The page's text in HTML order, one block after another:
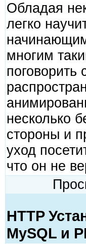
Обладая
легко
многим
несколько
стороны и
уход
что он не
HTTP
MySQL и